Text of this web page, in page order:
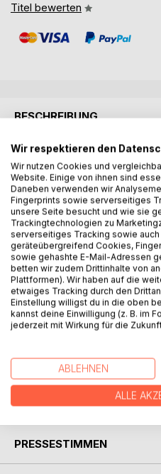
Titel bewerten
BESCHREIBUNG
Neu Amerika 2028. Seit dem
befindet sich die Welt in
Die UNO, die EU und die
zerbrochen und ein neuer
vielen Regionen herrschen
Unter der Führung des
Rabenstein hat sich indes
entwickelt. Der Höllenfürst
Errichtung eines Weltstaates.
angespannten politischen
Verschwörung zum Opfer
Mächten des Himmels und
erste Roman "Hellgate"
AUTOR/IN
PRESSESTIMMEN
Wir respektieren den
Wir nutzen Cookies und
Website. Einige von ihnen sind
Daneben verwenden wir
Fingerprints sowie serverseitiges
unsere Seite besucht und wie sie
Trackingtechnologien zu
serverseitiges Tracking sowie
geräteübergreifend Cookies,
sowie gehashte E-Mail-Adressen
betten wir zudem Drittinhalte von
Plattformen). Wir haben auf die
etwaiges Tracking durch den
Einstellung willigst du in die oben
kannst deine Einwilligung (z. B. im
jederzeit mit Wirkung für die
ABLEHNEN
ALLE